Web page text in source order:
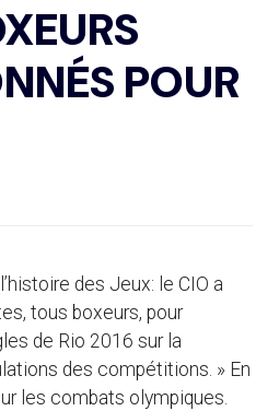
POUR
des Jeux: le CIO a
tous boxeurs, pour
de Rio 2016 sur la
des compétitions. » En
les combats olympiques.